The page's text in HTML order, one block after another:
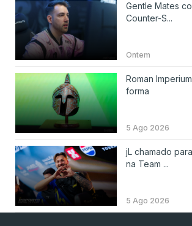
Gentle Mates
Counter-S...
Ontem
Roman
forma
5 Ago 2026
jL chamado
na Team ...
5 Ago 2026